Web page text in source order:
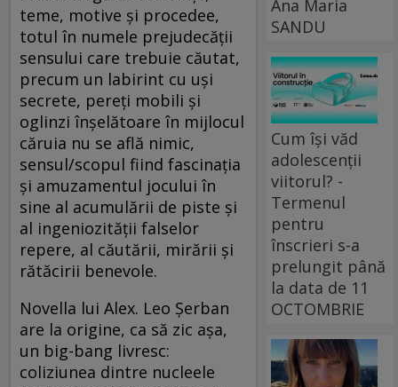
teme, motive şi procedee,
totul în numele prejudecăţii
sensului care trebuie căutat,
precum un labirint cu uşi
secrete, pereţi mobili şi
oglinzi înşelătoare în mijlocul
căruia nu se află nimic,
sensul/scopul fiind fascinaţia
şi amuzamentul jocului în
sine al acumulării de piste şi
al ingeniozităţii falselor
repere, al căutării, mirării şi
rătăcirii benevole.
Novella lui Alex. Leo Şerban
are la origine, ca să zic aşa,
un big-bang livresc:
coliziunea dintre nucleele
Ana Maria
SANDU
Cum își văd
adolescenții
viitorul? -
Termenul
pentru
înscrieri s-a
prelungit până
la data de 11
OCTOMBRIE